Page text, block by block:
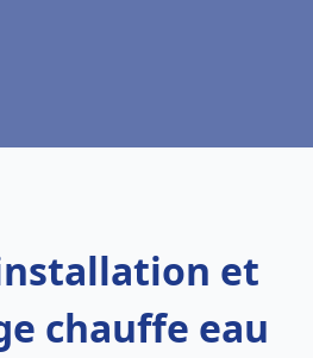
et
chauffe eau